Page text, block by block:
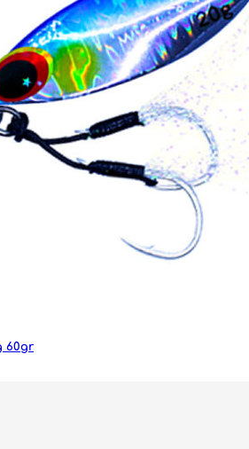
60gr